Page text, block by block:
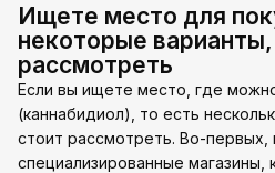
Ищете место для
некоторые
рассмотреть
Если вы ищете место, где
(каннабидиол), то есть
стоит рассмотреть. Во-
специализированные